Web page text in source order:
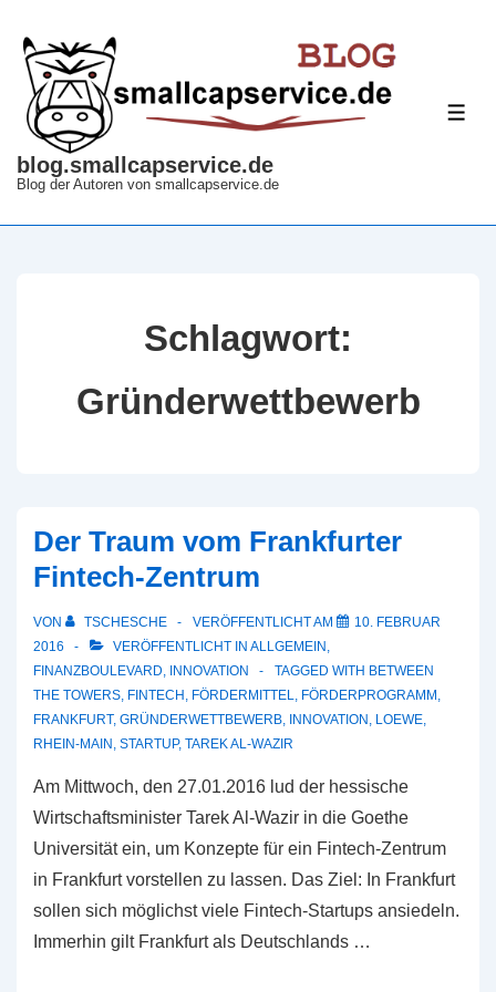
Zum
Inhalt
blog.smallcapservice.de
Blog der Autoren von smallcapservice.de
Schlagwort:
Gründerwettbewerb
Der Traum vom Frankfurter
Fintech-Zentrum
VON TSCHESCHE VERÖFFENTLICHT AM
10. FEBRUAR
2016
VERÖFFENTLICHT IN ALLGEMEIN,
FINANZBOULEVARD, INNOVATION TAGGED WITH BETWEEN
THE TOWERS, FINTECH, FÖRDERMITTEL, FÖRDERPROGRAMM,
FRANKFURT, GRÜNDERWETTBEWERB, INNOVATION, LOEWE,
RHEIN-MAIN, STARTUP, TAREK AL-WAZIR
Am Mittwoch, den 27.01.2016 lud der hessische
Wirtschaftsminister Tarek Al-Wazir in die Goethe
Universität ein, um Konzepte für ein Fintech-Zentrum
in Frankfurt vorstellen zu lassen. Das Ziel: In Frankfurt
sollen sich möglichst viele Fintech-Startups ansiedeln.
Immerhin gilt Frankfurt als Deutschlands …